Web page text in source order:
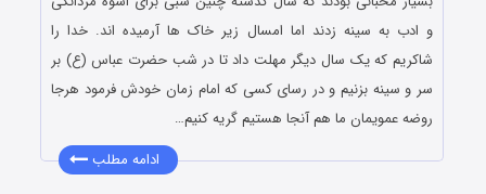
و ادب به سینه زدند اما امسال زیر خاک ها آرمیده اند. خدا را
شاکریم که یک سال دیگر مهلت داد تا در شب حضرت عباس (ع) بر
سر و سینه بزنیم و در رسای کسی که امام زمان خودش فرمود هرجا
روضه عمویمان ما هم آنجا هستیم گریه کنیم…
ادامه مطلب